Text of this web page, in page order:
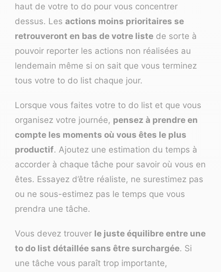
haut de votre to do pour vous concentrer
dessus. Les actions moins prioritaires se
retrouveront en bas de votre liste de sorte à
pouvoir reporter les actions non réalisées au
lendemain même si on sait que vous terminez
tous votre to do list chaque jour.
Lorsque vous faites votre to do list et que vous
organisez votre journée, pensez à prendre en
compte les moments où vous êtes le plus
productif. Ajoutez une estimation du temps à
accorder à chaque tâche pour savoir où vous en
êtes. Essayez d’être réaliste, ne surestimez pas
ou ne sous-estimez pas le temps que vous
prendra une tâche.
Vous devez trouver le juste équilibre entre une
to do list détaillée sans être surchargée. Si
une tâche vous paraît trop importante,